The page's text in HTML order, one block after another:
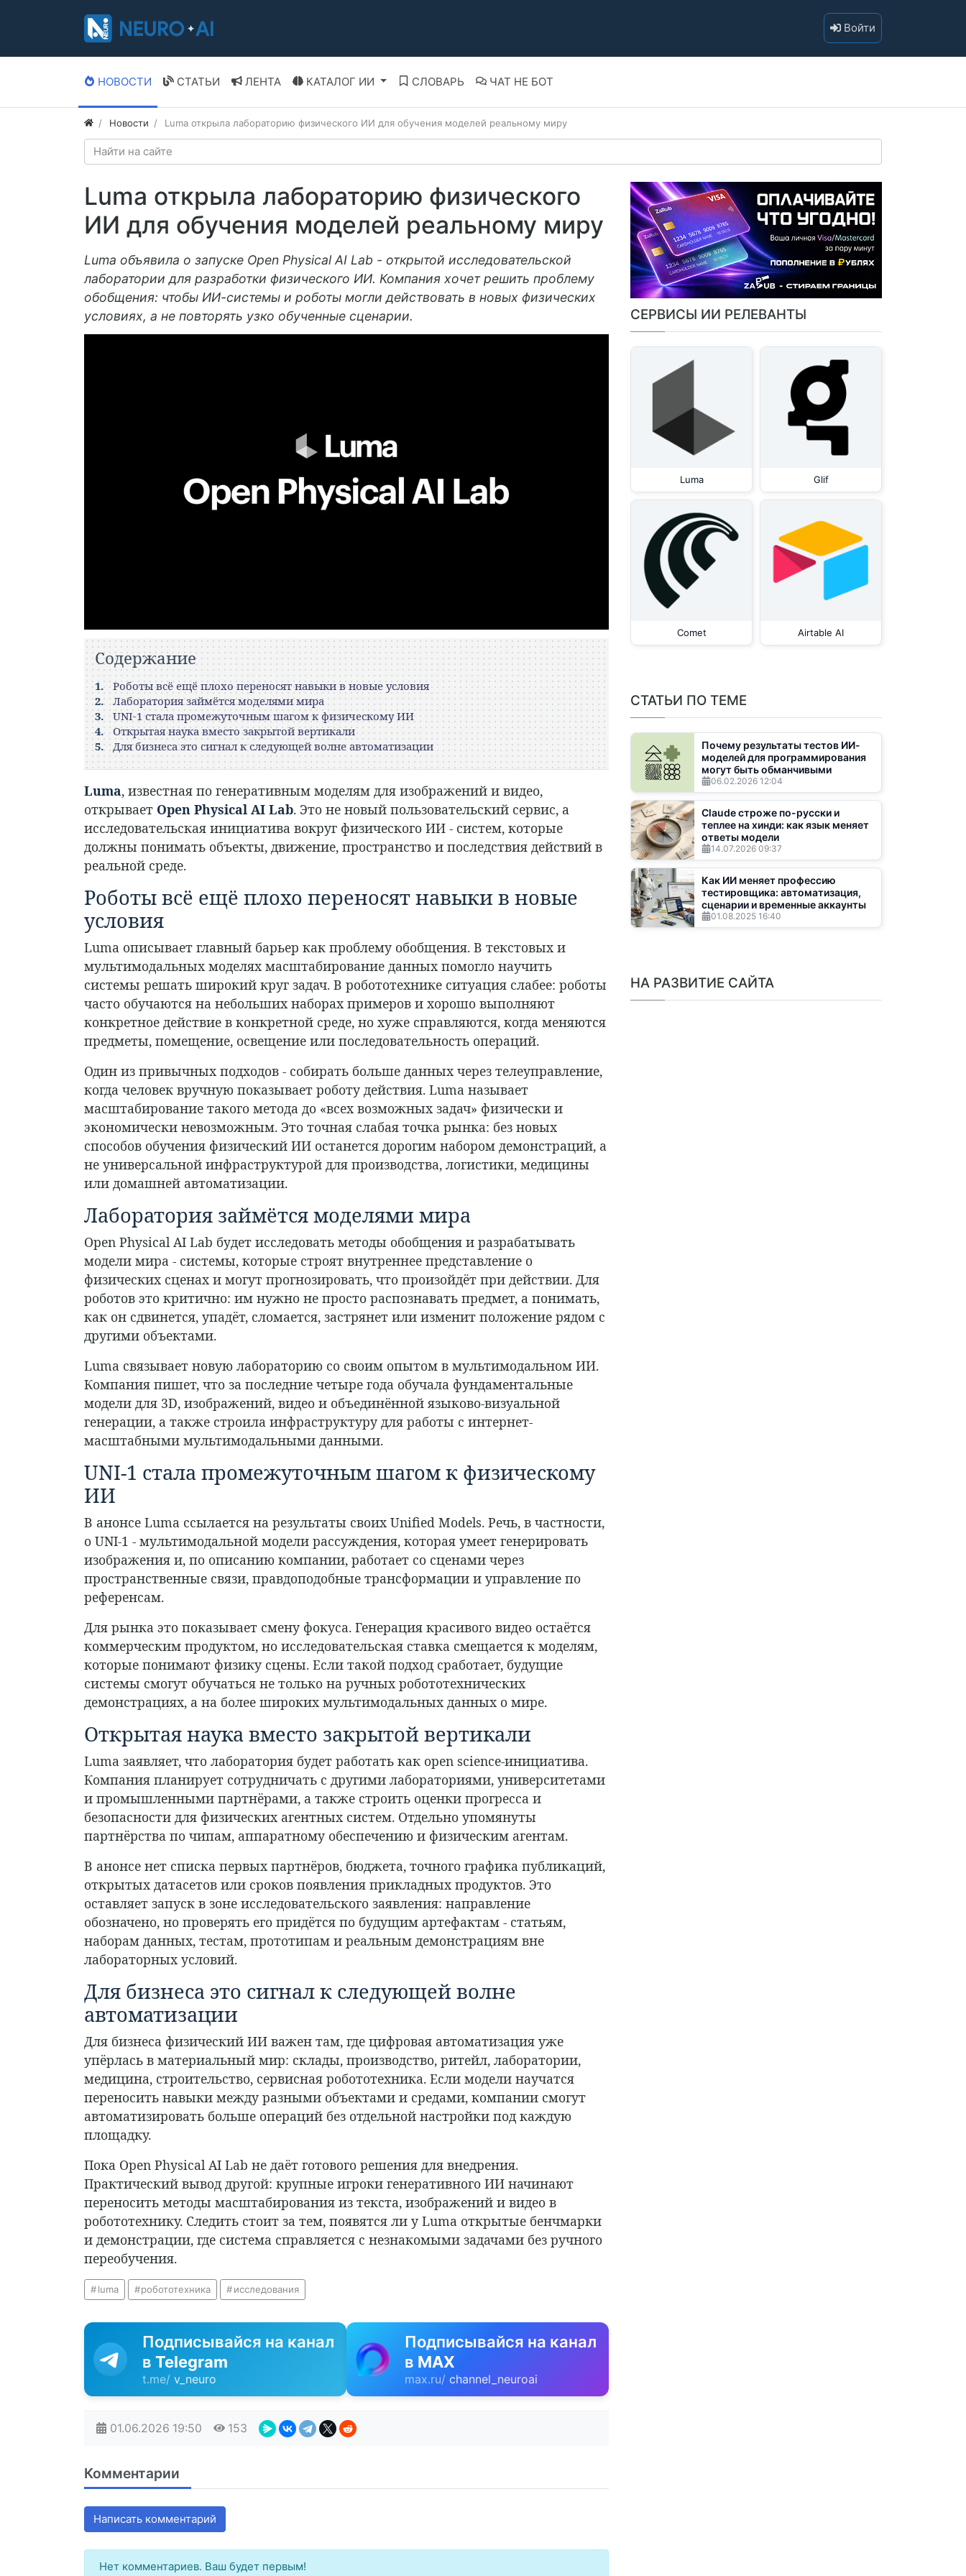
Войти
НОВОСТИ СТАТЬИ ЛЕНТА КАТАЛОГ ИИ СЛОВАРЬ ЧАТ НЕ БОТ
Новости Luma открыла лабораторию физического ИИ для обучения моделей реальному миру
Luma открыла лабораторию физического
ИИ для обучения моделей реальному миру
Luma объявила о запуске Open Physical AI Lab - открытой исследовательской
лаборатории для разработки физического ИИ. Компания хочет решить проблему
обобщения: чтобы ИИ-системы и роботы могли действовать в новых физических
условиях, а не повторять узко обученные сценарии.
Содержание
Роботы всё ещё плохо переносят навыки в новые условия
Лаборатория займётся моделями мира
UNI-1 стала промежуточным шагом к физическому ИИ
Открытая наука вместо закрытой вертикали
Для бизнеса это сигнал к следующей волне автоматизации
Luma, известная по генеративным моделям для изображений и видео,
открывает Open Physical AI Lab. Это не новый пользовательский сервис, а
исследовательская инициатива вокруг физического ИИ - систем, которые
должны понимать объекты, движение, пространство и последствия действий в
реальной среде.
Роботы всё ещё плохо переносят навыки в новые
условия
Luma описывает главный барьер как проблему обобщения. В текстовых и
мультимодальных моделях масштабирование данных помогло научить
системы решать широкий круг задач. В робототехнике ситуация слабее: роботы
часто обучаются на небольших наборах примеров и хорошо выполняют
конкретное действие в конкретной среде, но хуже справляются, когда меняются
предметы, помещение, освещение или последовательность операций.
Один из привычных подходов - собирать больше данных через телеуправление,
когда человек вручную показывает роботу действия. Luma называет
масштабирование такого метода до «всех возможных задач» физически и
экономически невозможным. Это точная слабая точка рынка: без новых
способов обучения физический ИИ останется дорогим набором демонстраций, а
не универсальной инфраструктурой для производства, логистики, медицины
или домашней автоматизации.
Лаборатория займётся моделями мира
Open Physical AI Lab будет исследовать методы обобщения и разрабатывать
модели мира - системы, которые строят внутреннее представление о
физических сценах и могут прогнозировать, что произойдёт при действии. Для
роботов это критично: им нужно не просто распознавать предмет, а понимать,
как он сдвинется, упадёт, сломается, застрянет или изменит положение рядом с
другими объектами.
Luma связывает новую лабораторию со своим опытом в мультимодальном ИИ.
Компания пишет, что за последние четыре года обучала фундаментальные
модели для 3D, изображений, видео и объединённой языково-визуальной
генерации, а также строила инфраструктуру для работы с интернет-
масштабными мультимодальными данными.
UNI-1 стала промежуточным шагом к физическому
ИИ
В анонсе Luma ссылается на результаты своих Unified Models. Речь, в частности,
о UNI-1 - мультимодальной модели рассуждения, которая умеет генерировать
изображения и, по описанию компании, работает со сценами через
пространственные связи, правдоподобные трансформации и управление по
референсам.
Для рынка это показывает смену фокуса. Генерация красивого видео остаётся
коммерческим продуктом, но исследовательская ставка смещается к моделям,
которые понимают физику сцены. Если такой подход сработает, будущие
системы смогут обучаться не только на ручных робототехнических
демонстрациях, а на более широких мультимодальных данных о мире.
Открытая наука вместо закрытой вертикали
Luma заявляет, что лаборатория будет работать как open science-инициатива.
Компания планирует сотрудничать с другими лабораториями, университетами
и промышленными партнёрами, а также строить оценки прогресса и
безопасности для физических агентных систем. Отдельно упомянуты
партнёрства по чипам, аппаратному обеспечению и физическим агентам.
В анонсе нет списка первых партнёров, бюджета, точного графика публикаций,
открытых датасетов или сроков появления прикладных продуктов. Это
оставляет запуск в зоне исследовательского заявления: направление
обозначено, но проверять его придётся по будущим артефактам - статьям,
наборам данных, тестам, прототипам и реальным демонстрациям вне
лабораторных условий.
Для бизнеса это сигнал к следующей волне
автоматизации
Для бизнеса физический ИИ важен там, где цифровая автоматизация уже
упёрлась в материальный мир: склады, производство, ритейл, лаборатории,
медицина, строительство, сервисная робототехника. Если модели научатся
переносить навыки между разными объектами и средами, компании смогут
автоматизировать больше операций без отдельной настройки под каждую
площадку.
Пока Open Physical AI Lab не даёт готового решения для внедрения.
Практический вывод другой: крупные игроки генеративного ИИ начинают
переносить методы масштабирования из текста, изображений и видео в
робототехнику. Следить стоит за тем, появятся ли у Luma открытые бенчмарки
и демонстрации, где система справляется с незнакомыми задачами без ручного
переобучения.
luma робототехника исследования
Подписывайся на канал
в Telegram
t.me/ v_neuro
Подписывайся на канал
в MAX
max.ru/ channel_neuroai
01.06.2026 19:50 153
Комментарии
Написать комментарий
Нет комментариев. Ваш будет первым!
СЕРВИСЫ ИИ РЕЛЕВАНТЫ
Luma Glif
Comet Airtable AI
СТАТЬИ ПО ТЕМЕ
Почему результаты тестов ИИ-
моделей для программирования
могут быть обманчивыми
06.02.2026 12:04
Claude строже по-русски и
теплее на хинди: как язык меняет
ответы модели
14.07.2026 09:37
Как ИИ меняет профессию
тестировщика: автоматизация,
сценарии и временные аккаунты
01.08.2025 16:40
НА РАЗВИТИЕ САЙТА